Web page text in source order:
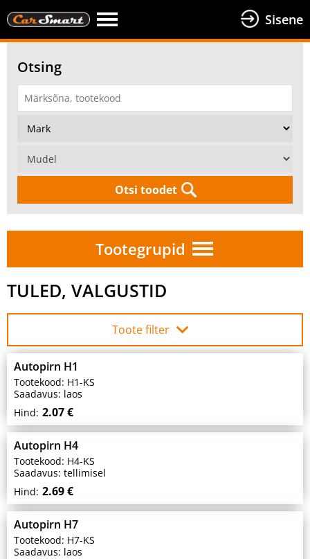
Sisene
Otsing
Otsi toodet
Tootegrupid
TULED, VALGUSTID
Toote filter
Autopirn H1
Tootekood: H1-KS
Saadavus: laos
Hind: 2.07 €
Autopirn H4
Tootekood: H4-KS
Saadavus: tellimisel
Hind: 2.69 €
Autopirn H7
Tootekood: H7-KS
Saadavus: laos